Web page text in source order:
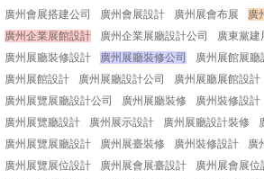
廣州會展搭建公司
廣州會展設計 廣州展會布展
廣
廣州企業展館設計
廣州企業展廳設計公司 廣東黨建
廣州展廳裝修設計
廣州展廳裝修公司 廣州展館展廳
廣州展館設計
廣州展廳設計公司 廣州展廳展館設計
廣州展覽展廳設計公司
廣州展廳裝修 廣州裝修設計
廣州展覽廳設計
廣州展示設計 廣州展廳設計裝修
廣州展覽展廳設計
廣州展臺裝修 廣州裝修設計
廣
廣州展覽展位設計
廣州展會展臺設計 廣州展會展位